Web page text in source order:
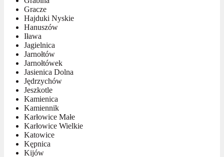
Gracze
Hajduki Nyskie
Hanuszów
Iława
Jagielnica
Jarnołtów
Jarnołtówek
Jasienica Dolna
Jędrzychów
Jeszkotle
Kamienica
Kamiennik
Karłowice Małe
Karłowice Wielkie
Katowice
Kępnica
Kijów